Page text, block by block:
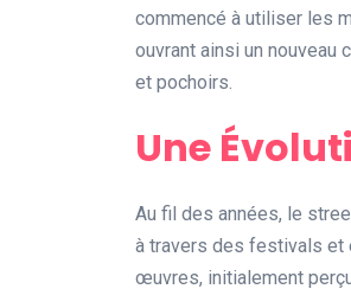
commencé à utiliser les
ouvrant ainsi un nouveau
et pochoirs.
Une
Au fil des années, le
à travers des festivals et
œuvres, initialement